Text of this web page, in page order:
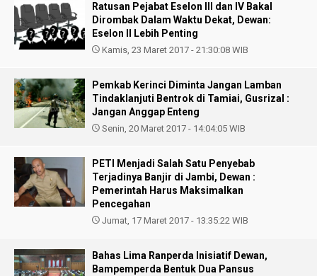
Ratusan Pejabat Eselon III dan IV Bakal
Dirombak Dalam Waktu Dekat, Dewan:
Eselon II Lebih Penting
Kamis, 23 Maret 2017 - 21:30:08 WIB
Pemkab Kerinci Diminta Jangan Lamban
Tindaklanjuti Bentrok di Tamiai, Gusrizal :
Jangan Anggap Enteng
Senin, 20 Maret 2017 - 14:04:05 WIB
PETI Menjadi Salah Satu Penyebab
Terjadinya Banjir di Jambi, Dewan :
Pemerintah Harus Maksimalkan
Pencegahan
Jumat, 17 Maret 2017 - 13:35:22 WIB
Bahas Lima Ranperda Inisiatif Dewan,
Bampemperda Bentuk Dua Pansus